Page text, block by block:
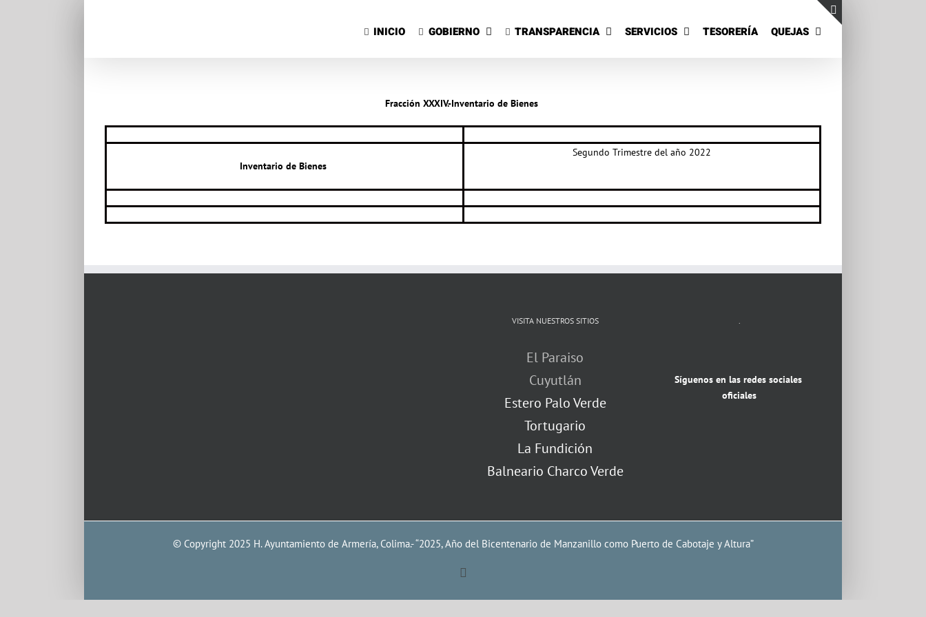
contenido
INICIO GOBIERNO TRANSPARENCIA SERVICIOS TESORERÍA QUEJAS
Fracción XXXIV.-Inventario de Bienes
Inventario de Bienes
Segundo Trimestre del año 2022
VISITA NUESTROS SITIOS
El Paraiso
Cuyutlán
Estero Palo Verde
Tortugario
La Fundición
Balneario Charco Verde
.
Síguenos en las redes sociales
oficiales
© Copyright 2025 H. Ayuntamiento de Armería, Colima.- “2025, Año del Bicentenario de Manzanillo como Puerto de Cabotaje y Altura”